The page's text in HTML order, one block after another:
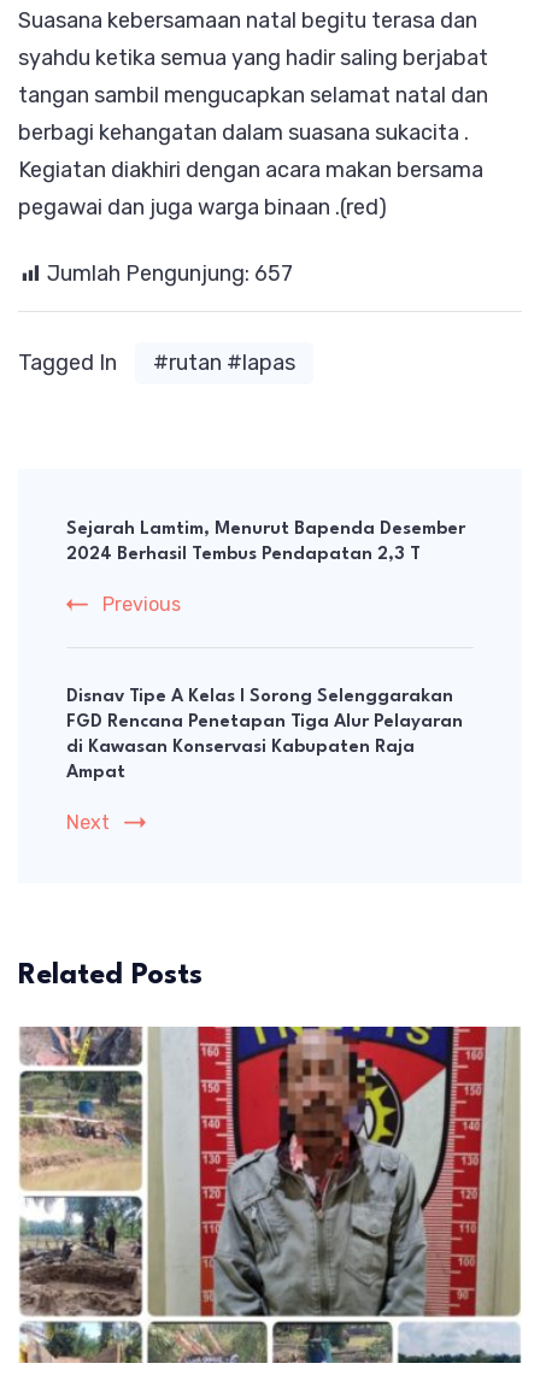
Suasana kebersamaan natal begitu terasa dan
syahdu ketika semua yang hadir saling berjabat
tangan sambil mengucapkan selamat natal dan
berbagi kehangatan dalam suasana sukacita .
Kegiatan diakhiri dengan acara makan bersama
pegawai dan juga warga binaan .(red)
Jumlah Pengunjung: 657
Tagged In #rutan #lapas
Navigation
Sejarah Lamtim, Menurut Bapenda Desember
2024 Berhasil Tembus Pendapatan 2,3 T
Previous
Disnav Tipe A Kelas I Sorong Selenggarakan
FGD Rencana Penetapan Tiga Alur Pelayaran
di Kawasan Konservasi Kabupaten Raja
Ampat
Next
Related Posts